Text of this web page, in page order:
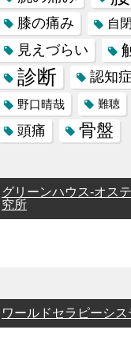
膝の痛み 自
見えづらい
診断 認知症
野口晴哉 難聴
頭痛 骨盤
グリーンハウス-オス
究所
ワールドセラピーシ